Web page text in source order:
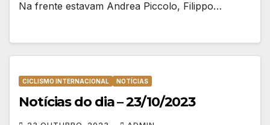
Na frente estavam Andrea Piccolo, Filippo…
CICLISMO INTERNACIONAL NOTÍCIAS
Notícias do dia – 23/10/2023